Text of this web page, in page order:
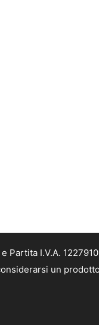
Partita I.V.A.
un